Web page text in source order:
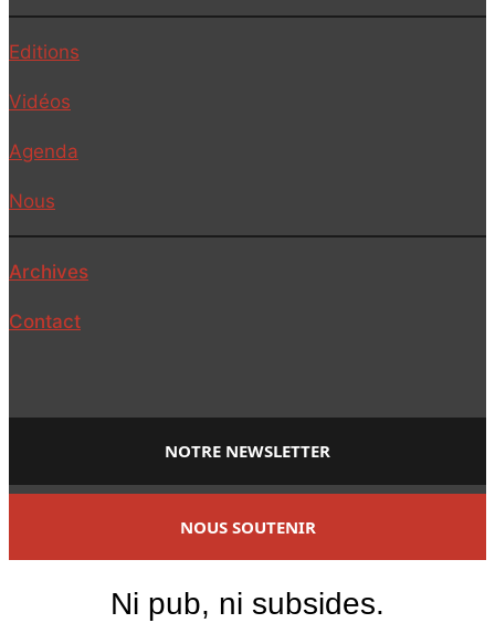
Editions
Vidéos
Agenda
Nous
Archives
Contact
NOTRE NEWSLETTER
NOUS SOUTENIR
Ni pub, ni subsides.